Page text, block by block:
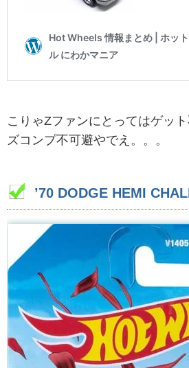
こりゃZファンにとってはゲッ
ズコンプ不可避やでえ。。。
’70 DODGE HEMI